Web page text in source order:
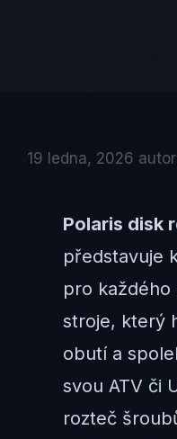
19 ledna, 2026
Polaris disk
představuje
pro
stroje, který
obutí a
svou ATV či
rozteč